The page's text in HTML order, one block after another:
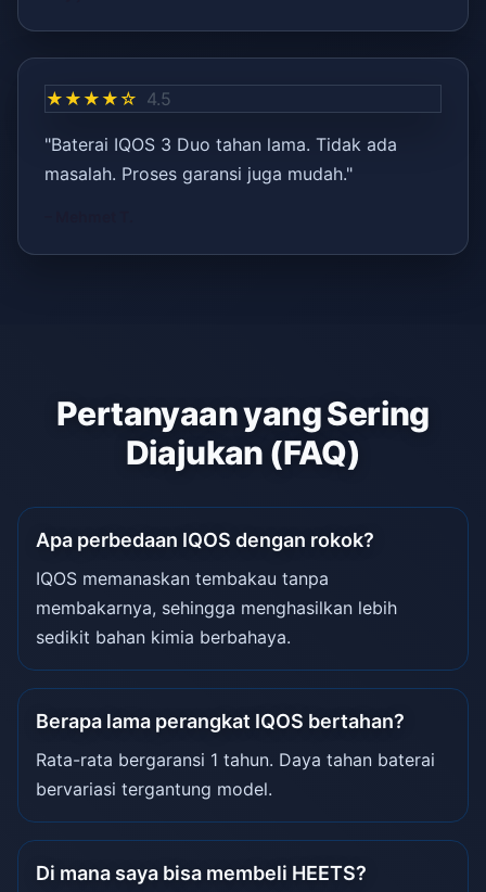
★★★★☆ 4.5
"Baterai IQOS 3 Duo tahan lama. Tidak ada
masalah. Proses garansi juga mudah."
Pertanyaan yang Sering
Diajukan (FAQ)
Apa perbedaan IQOS dengan rokok?
IQOS memanaskan tembakau tanpa
membakarnya, sehingga menghasilkan lebih
sedikit bahan kimia berbahaya.
Berapa lama perangkat IQOS bertahan?
Rata-rata bergaransi 1 tahun. Daya tahan baterai
bervariasi tergantung model.
Di mana saya bisa membeli HEETS?